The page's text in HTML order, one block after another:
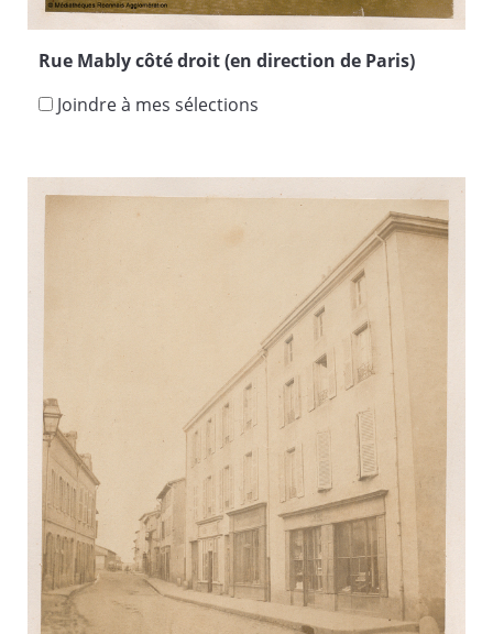
Rue Mably côté droit (en direction de Paris)
Joindre à mes sélections